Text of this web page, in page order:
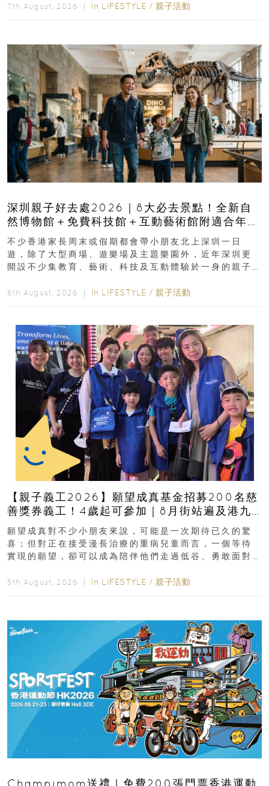
7th August, 2026 ｜ In LIFESTYLE / 親子活動
深圳親子好去處2026｜8大必去景點！全新自
然博物館＋免費科技館＋互動藝術館附適合年
齡、交通、門票、開放時間
不少香港家長周末或假期都會帶小朋友北上深圳一日
遊，除了大型商場、遊樂場及主題樂園外，近年深圳更
開設不少集教育、藝術、科技及互動體驗於一身的親子
6th August, 2026 ｜ In LIFESTYLE / 親子活動
【親子義工2026】願望成真基金招募200名慈
善獎券義工！4歲起可參加｜8月街站遍及港九
新界
願望成真對不少小朋友來說，可能是一次期待已久的驚
喜；但對正在接受漫長治療的重病兒童而言，一個等待
實現的願望，卻可以成為陪伴他們走過低谷、勇敢面對
5th August, 2026 ｜ In LIFESTYLE / 親子活動
Champimom送禮｜免費200張門票香港運動